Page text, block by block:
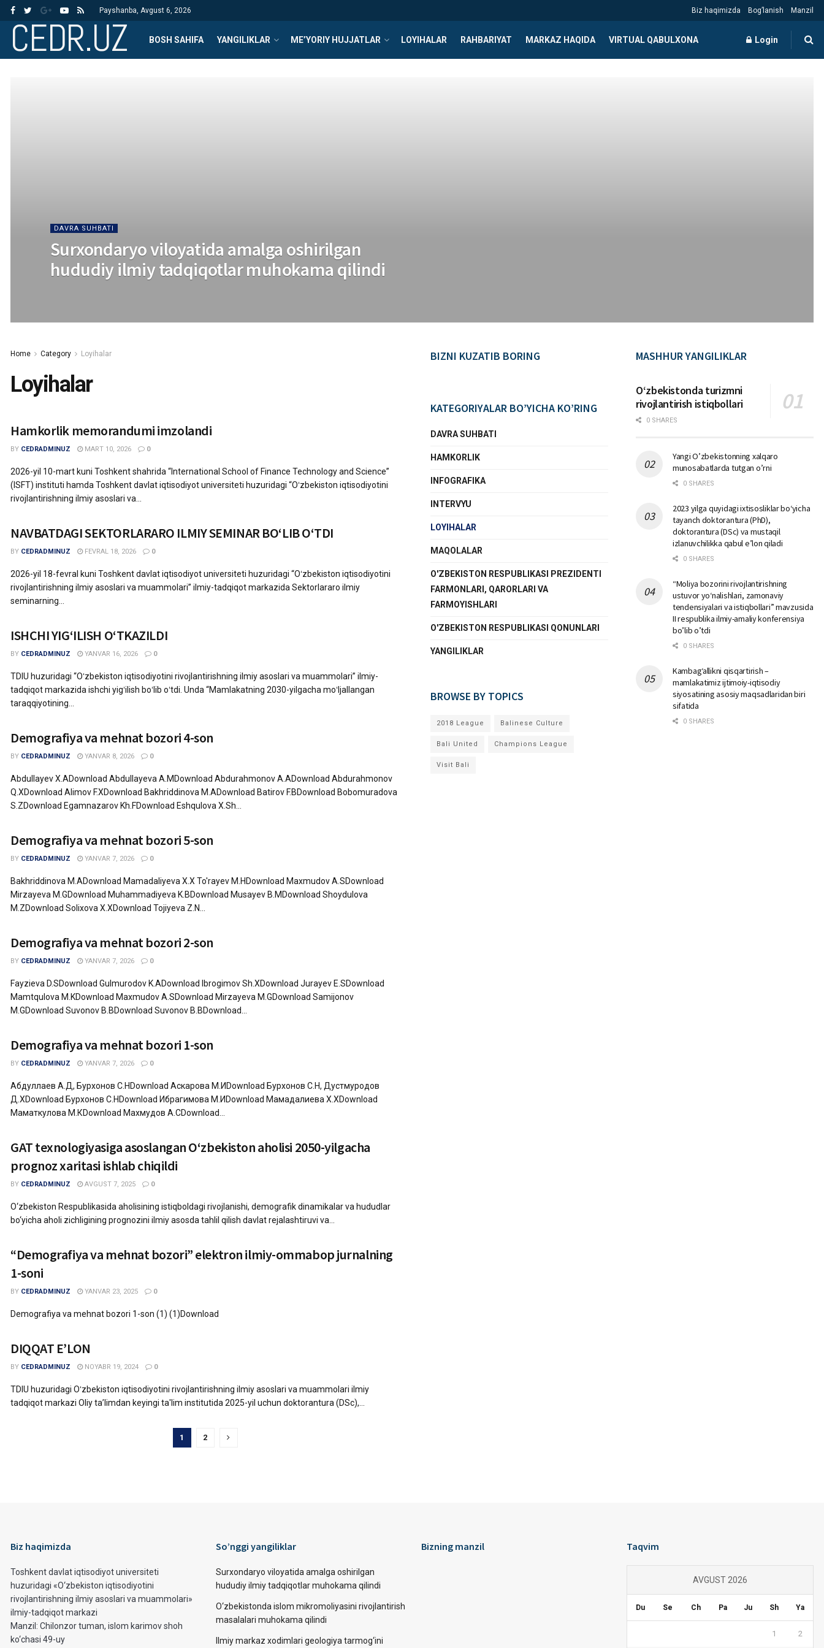
Payshanba, Avgust 6, 2026 Biz haqimizda Bog’lanish Manzil
CEDR.UZ BOSH SAHIFA YANGILIKLAR ME’YORIY HUJJATLAR LOYIHALAR RAHBARIYAT MARKAZ HAQIDA VIRTUAL QABULXONA Login
DAVRA SUHBATI
Surxondaryo viloyatida amalga oshirilgan
hududiy ilmiy tadqiqotlar muhokama qilindi
Home Category Loyihalar
Loyihalar
Hamkorlik memorandumi imzolandi
BY CEDRADMINUZ MART 10, 2026 0
2026-yil 10-mart kuni Toshkent shahrida “International School of Finance Technology and Science”
(ISFT) instituti hamda Toshkent davlat iqtisodiyot universiteti huzuridagi “Oʻzbekiston iqtisodiyotini
rivojlantirishning ilmiy asoslari va...
NAVBATDAGI SEKTORLARARO ILMIY SEMINAR BO‘LIB O‘TDI
BY CEDRADMINUZ FEVRAL 18, 2026 0
2026-yil 18-fevral kuni Toshkent davlat iqtisodiyot universiteti huzuridagi “Oʻzbekiston iqtisodiyotini
rivojlantirishning ilmiy asoslari va muammolari” ilmiy-tadqiqot markazida Sektorlararo ilmiy
seminarning...
ISHCHI YIGʻILISH OʻTKAZILDI
BY CEDRADMINUZ YANVAR 16, 2026 0
TDIU huzuridagi “Oʻzbekiston iqtisodiyotini rivojlantirishning ilmiy asoslari va muammolari” ilmiy-
tadqiqot markazida ishchi yigʻilish boʻlib oʻtdi. Unda “Mamlakatning 2030-yilgacha moʻljallangan
taraqqiyotining...
Demografiya va mehnat bozori 4-son
BY CEDRADMINUZ YANVAR 8, 2026 0
Abdullayev X.ADownload Abdullayeva A.MDownload Abdurahmonov A.ADownload Abdurahmonov
Q.XDownload Alimov F.XDownload Bakhriddinova M.ADownload Batirov F.BDownload Bobomuradova
S.ZDownload Egamnazarov Kh.FDownload Eshqulova X.Sh...
Demografiya va mehnat bozori 5-son
BY CEDRADMINUZ YANVAR 7, 2026 0
Bakhriddinova M.ADownload Mamadaliyeva X.X To'rayev M.HDownload Maxmudov A.SDownload
Mirzayeva M.GDownload Muhammadiyeva K.BDownload Musayev B.MDownload Shoydulova
M.ZDownload Solixova X.XDownload Tojiyeva Z.N...
Demografiya va mehnat bozori 2-son
BY CEDRADMINUZ YANVAR 7, 2026 0
Fayzieva D.SDownload Gulmurodov K.ADownload Ibrogimov Sh.XDownload Jurayev E.SDownload
Mamtqulova M.KDownload Maxmudov A.SDownload Mirzayeva M.GDownload Samijonov
M.GDownload Suvonov B.BDownload Suvonov B.BDownload...
Demografiya va mehnat bozori 1-son
BY CEDRADMINUZ YANVAR 7, 2026 0
Абдуллаев А.Д, Бурхонов С.НDownload Аскарова М.ИDownload Бурхонов С.Н, Дустмуродов
Д.ХDownload Бурхонов С.НDownload Ибрагимова М.ИDownload Мамадалиева Х.ХDownload
Маматкулова М.КDownload Махмудов А.СDownload...
GAT texnologiyasiga asoslangan O‘zbekiston aholisi 2050-yilgacha
prognoz xaritasi ishlab chiqildi
BY CEDRADMINUZ AVGUST 7, 2025 0
O‘zbekiston Respublikasida aholisining istiqboldagi rivojlanishi, demografik dinamikalar va hududlar
bo‘yicha aholi zichligining prognozini ilmiy asosda tahlil qilish davlat rejalashtiruvi va...
“Demografiya va mehnat bozori” elektron ilmiy-ommabop jurnalning
1-soni
BY CEDRADMINUZ YANVAR 23, 2025 0
Demografiya va mehnat bozori 1-son (1) (1)Download
DIQQAT EʼLON
BY CEDRADMINUZ NOYABR 19, 2024 0
TDIU huzuridagi Oʻzbekiston iqtisodiyotini rivojlantirishning ilmiy asoslari va muammolari ilmiy
tadqiqot markazi Oliy ta’limdan keyingi ta'lim institutida 2025-yil uchun doktorantura (DSc),...
1 2
BIZNI KUZATIB BORING
KATEGORIYALAR BO’YICHA KO’RING
DAVRA SUHBATI
HAMKORLIK
INFOGRAFIKA
INTERVYU
LOYIHALAR
MAQOLALAR
O'ZBEKISTON RESPUBLIKASI PREZIDENTI
FARMONLARI, QARORLARI VA
FARMOYISHLARI
O'ZBEKISTON RESPUBLIKASI QONUNLARI
YANGILIKLAR
BROWSE BY TOPICS
2018 League Balinese Culture
Bali United Champions League
Visit Bali
MASHHUR YANGILIKLAR
Oʻzbekistonda turizmni
rivojlantirish istiqbollari
0 SHARES
Yangi O’zbekistonning xalqaro
munosabatlarda tutgan o’rni
0 SHARES
2023 yilga quyidagi ixtisosliklar bо‘yicha
tayanch doktorantura (PhD),
doktorantura (DSc) va mustaqil
izlanuvchilikka qabul e’lon qiladi
0 SHARES
“Moliya bozorini rivojlantirishning
ustuvor yo‘nalishlari, zamonaviy
tendensiyalari va istiqbollari” mavzusida
II respublika ilmiy-amaliy konferensiya
bo’lib o’tdi
0 SHARES
Kambag‘allikni qisqartirish –
mamlakatimiz ijtimoiy-iqtisodiy
siyosatining asosiy maqsadlaridan biri
sifatida
0 SHARES
Biz haqimizda
Toshkent davlat iqtisodiyot universiteti
huzuridagi «O‘zbekiston iqtisodiyotini
rivojlantirishning ilmiy asoslari va muammolari»
ilmiy-tadqiqot markazi
Manzil: Chilonzor tuman, islom karimov shoh
ko‘chasi 49-uy
So’nggi yangiliklar
Surxondaryo viloyatida amalga oshirilgan
hududiy ilmiy tadqiqotlar muhokama qilindi
O‘zbekistonda islom mikromoliyasini rivojlantirish
masalalari muhokama qilindi
Ilmiy markaz xodimlari geologiya tarmog‘ini
Bizning manzil Taqvim
AVGUST 2026
Du Se Ch Pa Ju Sh Ya
1 2